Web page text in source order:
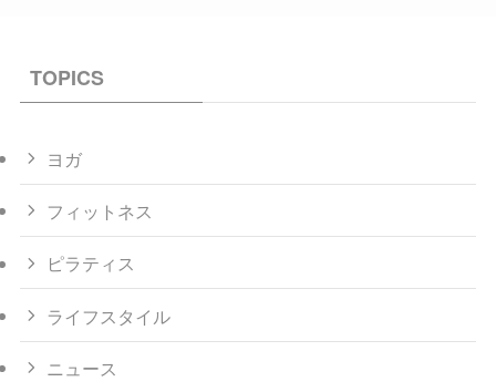
TOPICS
ヨガ
フィットネス
ピラティス
ライフスタイル
ニュース